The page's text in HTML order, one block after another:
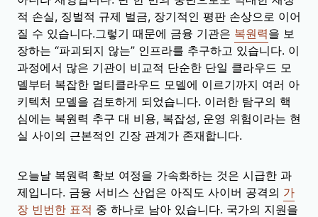
적 손실, 징벌적 규제 벌금, 장기적인 평판 손상으로 이어
질 수 있습니다.그렇기 때문에 금융 기관은 복원력을 보
장하는 “파괴되지 않는” 인프라를 추구하고 있습니다. 이
과정에서 많은 기관이 비교적 단순한 단일 클라우드 모
델부터 복잡한 멀티클라우드 모델에 이르기까지 여러 아
키텍처 모델을 검토하게 되었습니다. 이러한 탐구의 핵
심에는 복원력 추구 대 비용, 복잡성, 운영 위험이라는 현
실 사이의 근본적인 긴장 관계가 존재합니다.
오늘날 복원력 확보 여정을 가속화하는 것은 시급한 과
제입니다. 금융 서비스 산업은 아직도 사이버 공격의 가
장 빈번한 표적 중 하나로 남아 있습니다. 국가의 지원을